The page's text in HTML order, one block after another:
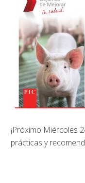
¡Próximo Miércoles
prácticas y